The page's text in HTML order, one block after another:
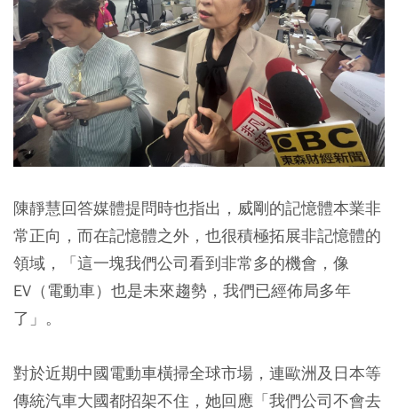
陳靜慧回答媒體提問時也指出，威剛的記憶體本業非
常正向，而在記憶體之外，也很積極拓展非記憶體的
領域，「這一塊我們公司看到非常多的機會，像
EV（電動車）也是未來趨勢，我們已經佈局多年
了」。
對於近期中國電動車橫掃全球市場，連歐洲及日本等
傳統汽車大國都招架不住，她回應「我們公司不會去